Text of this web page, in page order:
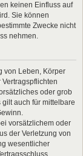
keinen Einfluss auf
Sie können
Zwecke nicht
nehmen.
von Leben, Körper
oder grob
auch für mittelbare
vorsätzlichem oder
der Verletzung von
wesentlicher